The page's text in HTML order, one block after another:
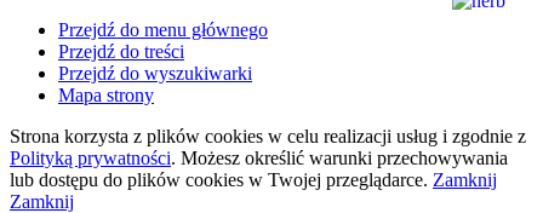
Przejdź do menu głównego
Przejdź do treści
Przejdź do wyszukiwarki
Mapa strony
Strona korzysta z plików cookies w celu realizacji usług i zgodnie z
Polityką prywatności. Możesz określić warunki przechowywania
lub dostępu do plików cookies w Twojej przeglądarce. Zamknij
Zamknij